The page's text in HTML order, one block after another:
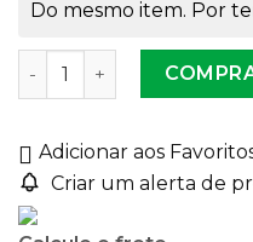
Do mesmo item. Por
Bico Dosador Azeite
Adicionar aos
Criar um alerta de